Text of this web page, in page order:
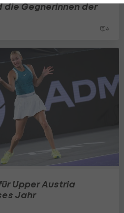
die Gegnerinnen der
4
Upper Austria
Jahr